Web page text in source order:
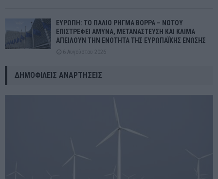
ΕΥΡΩΠΗ: ΤΟ ΠΑΛΙΟ ΡΗΓΜΑ ΒΟΡΡΑ – ΝΟΤΟΥ
ΕΠΙΣΤΡΕΦΕΙ ΑΜΥΝΑ, ΜΕΤΑΝΑΣΤΕΥΣΗ ΚΑΙ ΚΛΙΜΑ
ΑΠΕΙΛΟΥΝ ΤΗΝ ΕΝΟΤΗΤΑ ΤΗΣ ΕΥΡΩΠΑΪΚΗΣ ΕΝΩΣΗΣ
6 Αυγούστου 2026
ΔΗΜΟΦΙΛΕΊΣ ΑΝΑΡΤΉΣΕΙΣ